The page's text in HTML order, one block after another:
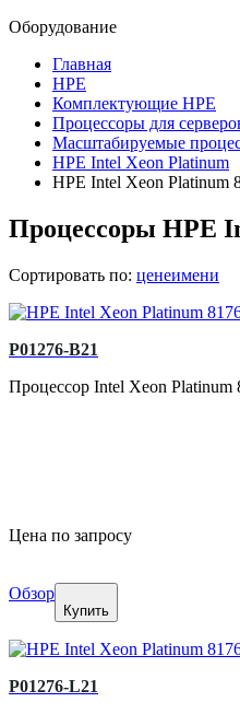
Оборудование
Главная
HPE
Комплектующие HPE
Процессоры для
Масштабируемые
HPE Intel Xeon Platinum
HPE Intel Xeon Platinum
Процессоры HPE
Сортировать по: ценеимени
P01276-B21
Процессор Intel Xeon Platinum
Цена по запросу
Обзор
Купить
P01276-L21